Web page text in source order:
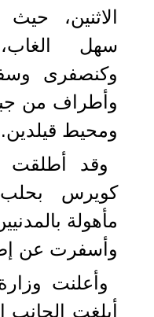
الاثنين،
سهل
وكنصفرى
وأطراف من
ومحيط قيلدين.
وقد أطلقت
كويرس
مأهولة
وأسفرت عن
وأعلنت وزارة
أبلغت